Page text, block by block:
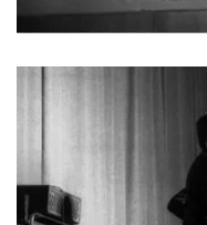
OBLEČENÍ